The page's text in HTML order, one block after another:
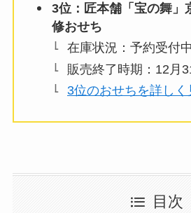
3位：匠本舗「宝の舞」
修おせち
在庫状況：予約受付中
販売終了時期：12月
3位のおせちを詳しく
目次